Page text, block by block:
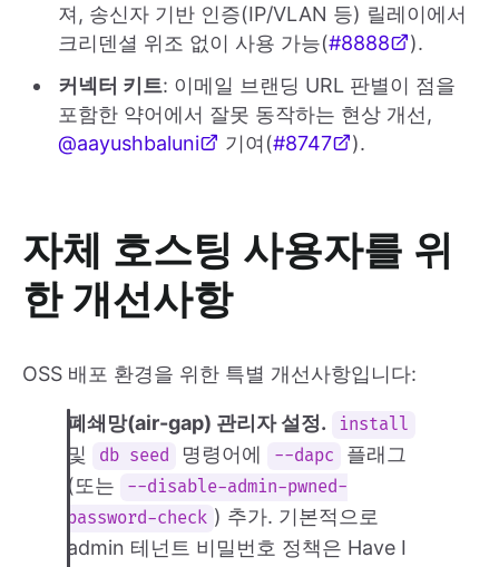
져, 송신자 기반 인증(IP/VLAN 등) 릴레이에서
크리덴셜 위조 없이 사용 가능(#8888
).
커넥터 키트: 이메일 브랜딩 URL 판별이 점을
포함한 약어에서 잘못 동작하는 현상 개선,
@aayushbaluni
기여(#8747 ).
자체 호스팅 사용자를 위
한 개선사항
OSS 배포 환경을 위한 특별 개선사항입니다:
폐쇄망(air-gap) 관리자 설정. install
및 db seed 명령어에 --dapc
플래그
(또는
--disable-admin-pwned-
password-check ) 추가. 기본적으로
admin 테넌트 비밀번호 정책은 Have I